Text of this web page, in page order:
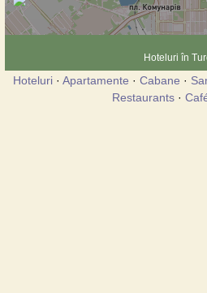
Hoteluri în
Hoteluri· Apartamente · Cabane ·
Restaurants ·